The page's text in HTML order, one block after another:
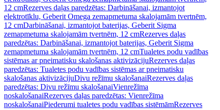
12 cmRezerves daļas paredzētas: Darbināšanai, izmantojot
elektrotīklu, Geberit Omega zemapmetuma skalojamām tvertnēm,
12 cmDarbināšanai, izmantojot baterijas, Geberit Sigma
zemapmetuma skalojamām tvertnēm, 12 cmRezerves daļas
paredzētas: Darbināšanai, izmantojot baterijas, Geberit Sigma
zemapmetuma skalojamām tvertnēm, 12 cmTualetes podu vadības
sistēmas ar pneimatisku skalošanas aktivizācijuRezerves daļas
paredzētas: Tualetes podu vadības sistēmas ar pneimatisku
skalošanas aktivizācijuDivu režīmu skalošanaiRezerves daļas
paredzētas: Divu režīmu skalošanaiVienrežīma
noskalošanaiRezerves daļas paredzētas: Vienrežīma
noskalošanaiPiederumi tualetes podu vadības sistēmāmRezerves